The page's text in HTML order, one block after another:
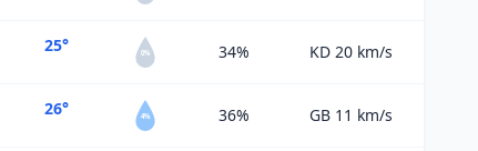
25° 0% 34% KD 20 km/s
26° 4% 36% GB 11 km/s